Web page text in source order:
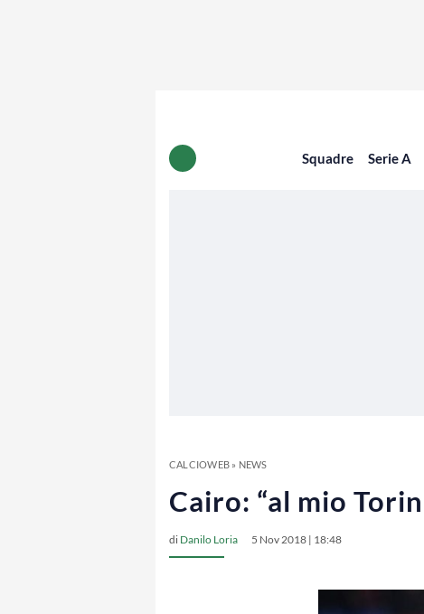
Squadre Serie A
CALCIOWEB» NEWS
Cairo: “al mio
di Danilo Loria 5 Nov 2018 | 18:48